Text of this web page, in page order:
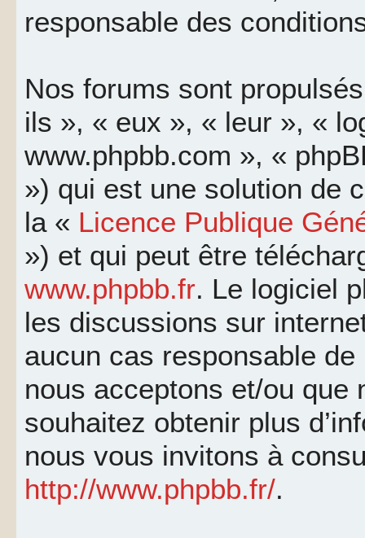
responsable des
Nos forums sont
ils », « eux », « leur », «
www.phpbb.com », «
») qui est une solution de
la « Licence Publique
») et qui peut être
www.phpbb.fr. Le logiciel
les discussions sur
aucun cas responsable
nous acceptons et/ou que
souhaitez obtenir plus
nous vous invitons à
http://www.phpbb.fr/.